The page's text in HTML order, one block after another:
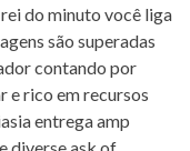
do minuto você liga
são superadas
contando por
e rico em recursos
entrega amp